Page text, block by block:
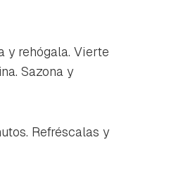
y rehógala. Vierte
Sazona y
Refréscalas y